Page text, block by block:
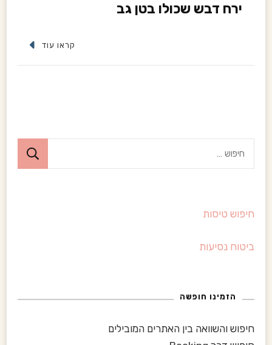
ירח דבש שכולו בטן גב
קראו עוד
ש
חיפוש טיסות
ביטוח נסיעות
הזמינו חופשה
חיפוש והשוואה בין האתרים המובילים